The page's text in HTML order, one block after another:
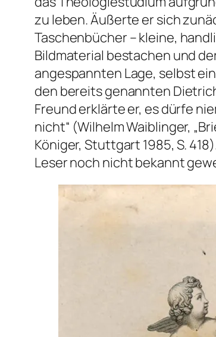
zu leben. Äußerte er sich
Taschenbücher – kleine,
Bildmaterial bestachen und
angespannten Lage, selbst
den bereits genannten
Freund erklärte er, es dürfe
nicht“ (Wilhelm Waiblinger,
Königer, Stuttgart 1985, S.
Leser noch nicht bekannt